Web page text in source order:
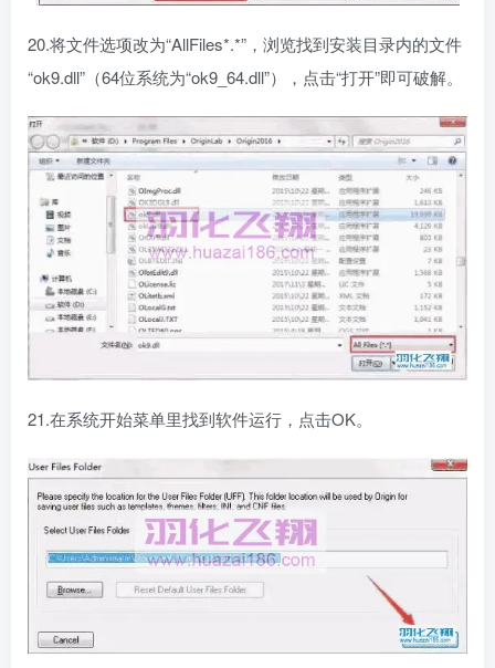
20.将文件选项改为“AllFiles*.*”，浏览找到安装目录内的文件
“ok9.dll”（64位系统为“ok9_64.dll”），点击“打开”即可破解。
21.在系统开始菜单里找到软件运行，点击OK。